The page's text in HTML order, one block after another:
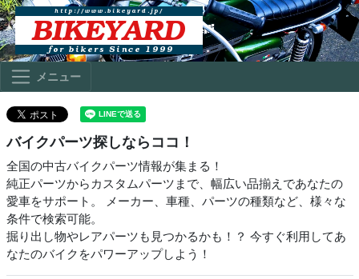
メニュー
バイクパーツ探しならココ！
全国の中古バイクパーツ情報が集まる！
純正パーツからカスタムパーツまで、幅広い品揃えであなたの
愛車をサポート。 メーカー、車種、パーツの種類など、様々な
条件で検索可能。
掘り出し物やレアパーツも見つかるかも！？ 今すぐ利用してあ
なたのバイクをパワーアップしよう！